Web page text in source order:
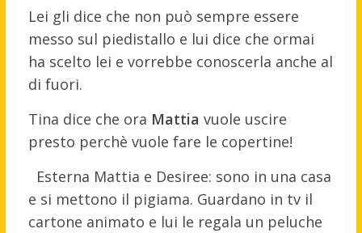
Lei gli dice che non può sempre essere
messo sul piedistallo e lui dice che ormai
ha scelto lei e vorrebbe conoscerla anche al
di fuori.
Tina dice che ora Mattia vuole uscire
presto perchè vuole fare le copertine!
Esterna Mattia e Desiree: sono in una casa
e si mettono il pigiama. Guardano in tv il
cartone animato e lui le regala un peluche